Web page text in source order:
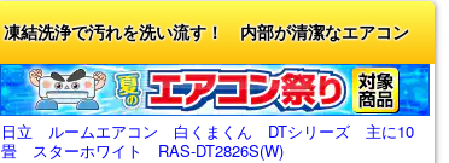
凍結洗浄で汚れを洗い流す！ 内部が清潔なエアコン
日立 ルームエアコン 白くまくん DTシリーズ 主に10
畳 スターホワイト RAS-DT2826S(W)